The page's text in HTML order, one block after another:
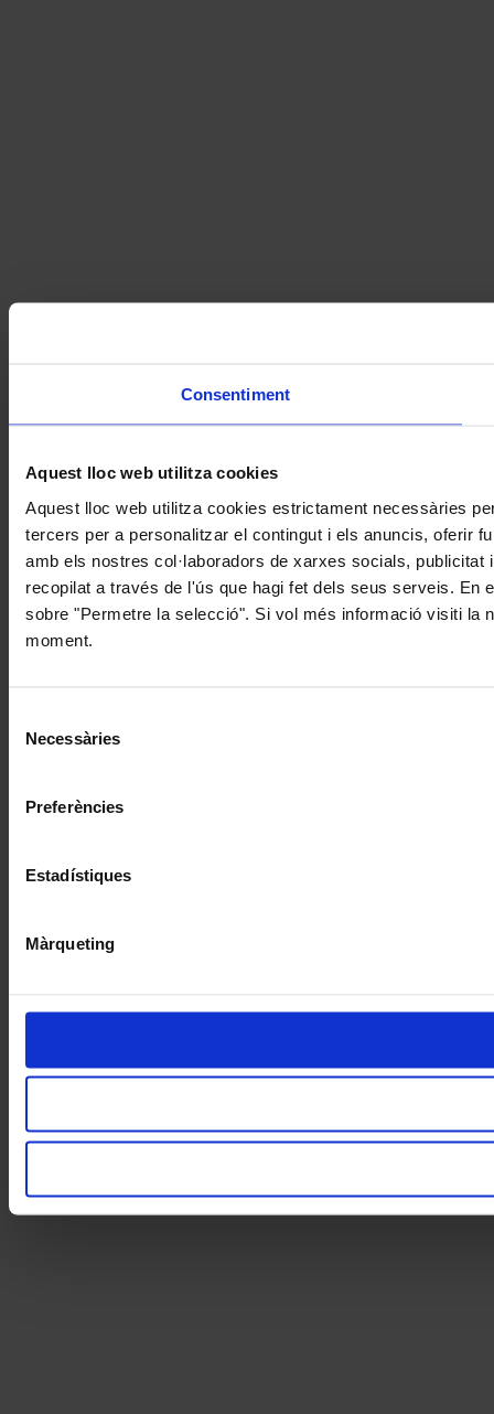
Consentiment
Aquest lloc web utilitza cookies
Aquest lloc web utilitza cookies estrictament necessàries
tercers per a personalitzar el contingut i els anuncis, oferir
amb els nostres col·laboradors de xarxes socials,
recopilat a través de l'ús que hagi fet dels seus serveis. En
sobre "Permetre la selecció". Si vol més informació visiti la
moment.
Necessàries
Preferències
Estadístiques
Màrqueting